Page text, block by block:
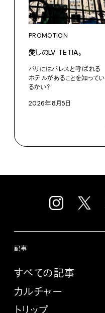
PROMOTION
愛しのLV TETIA。
パリにはパレスと呼ばれる
ホテルがあることを知ってい
るかい？
2026年8月5日
記事
すべての記事
カルチャー
トリップ